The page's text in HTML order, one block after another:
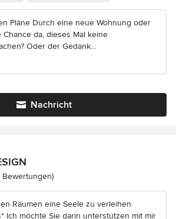
Pläne Durch eine neue Wohnung oder
da, dieses Mal keine
Oder der Gedank...
Nachricht
5 von 5 Sternen
Bewertungen)
Räumen eine Seele zu verleihen
Ich möchte Sie darin unterstützen mit mir